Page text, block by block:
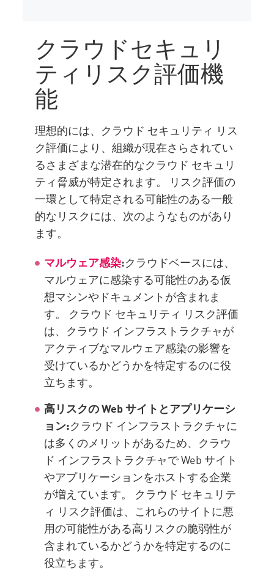
クラウドセキュリ
ティリスク評価機
能
理想的には、クラウド セキュリティ リス
ク評価により、組織が現在さらされてい
るさまざまな潜在的なクラウド セキュリ
ティ脅威が特定されます。 リスク評価の
一環として特定される可能性のある一般
的なリスクには、次のようなものがあり
ます。
マルウェア感染:クラウドベースには、
マルウェアに感染する可能性のある仮
想マシンやドキュメントが含まれま
す。 クラウド セキュリティ リスク評価
は、クラウド インフラストラクチャが
アクティブなマルウェア感染の影響を
受けているかどうかを特定するのに役
立ちます。
高リスクの Web サイトとアプリケーシ
ョン:クラウド インフラストラクチャに
は多くのメリットがあるため、クラウ
ド インフラストラクチャで Web サイト
やアプリケーションをホストする企業
が増えています。 クラウド セキュリテ
ィ リスク評価は、これらのサイトに悪
用の可能性がある高リスクの脆弱性が
含まれているかどうかを特定するのに
役立ちます。